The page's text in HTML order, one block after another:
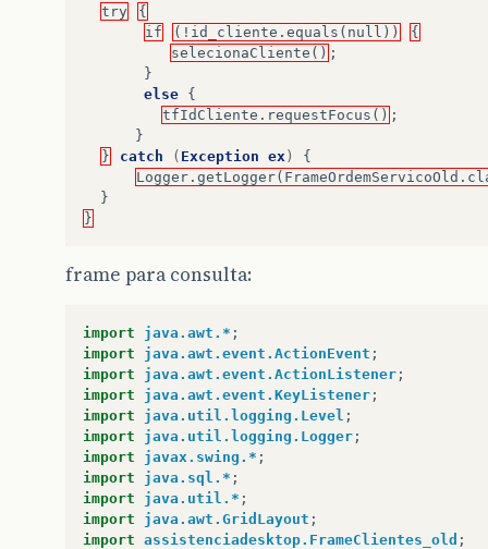
try
{
if
(!id_cliente.equals(null))
{
selecionaCliente() ;
}
else {
tfIdCliente.requestFocus() ;
}
}
catch ( Exception ex )
{
}
}
frame para consulta:
import java.awt.* ;
import
java.awt.event.ActionEvent ;
import
java.awt.event.ActionListener ;
import
java.awt.event.KeyListener ;
import
java.util.logging.Level ;
import
java.util.logging.Logger ;
import
javax.swing.* ;
import
java.sql.* ;
import
java.util.* ;
import
java.awt.GridLayout ;
import assistenciadesktop.FrameClientes_old ;